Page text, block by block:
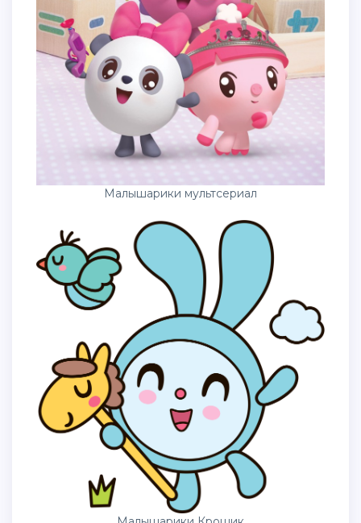
Малышарики мультсериал